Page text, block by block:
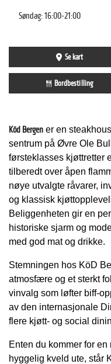
Søndag: 16:00-21:00
Se kart
Bordbestilling
Köd Bergen er en
sentrum på Øvre Ole
førsteklasses kjøttretter
tilberedt over åpen
nøye utvalgte råvarer,
og klassisk
Beliggenheten gir en
historiske sjarm og
med god mat og drikke.
Stemningen hos KöD
atmosfære og et sterkt
vinvalg som løfter biff-
av den internasjonale
flere kjøtt- og social
Enten du kommer for
hyggelig kveld ute, står